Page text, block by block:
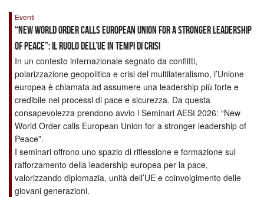
Eventi
“NEW WORLD ORDER CALLS EUROPEAN UNION FOR A STRONGER LEADERSHIP
OF PEACE”: IL RUOLO DELL’UE IN TEMPI DI CRISI
In un contesto internazionale segnato da conflitti,
polarizzazione geopolitica e crisi del multilateralismo, l’Unione
europea è chiamata ad assumere una leadership più forte e
credibile nei processi di pace e sicurezza. Da questa
consapevolezza prendono avvio i Seminari AESI 2026: “New
World Order calls European Union for a stronger leadership of
Peace”.
I seminari offrono uno spazio di riflessione e formazione sul
rafforzamento della leadership europea per la pace,
valorizzando diplomazia, unità dell’UE e coinvolgimento delle
giovani generazioni.